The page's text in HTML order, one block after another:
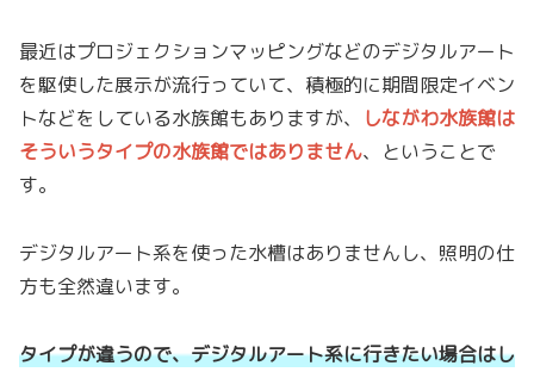
最近はプロジェクションマッピングなどのデジタルアート
を駆使した展示が流行っていて、積極的に期間限定イベン
トなどをしている水族館もありますが、
しながわ水族館は
そういうタイプの水族館ではありません、ということで
す。
デジタルアート系を使った水槽はありませんし、照明の仕
方も全然違います。
タイプが違うので、デジタルアート系に行きたい場合はし